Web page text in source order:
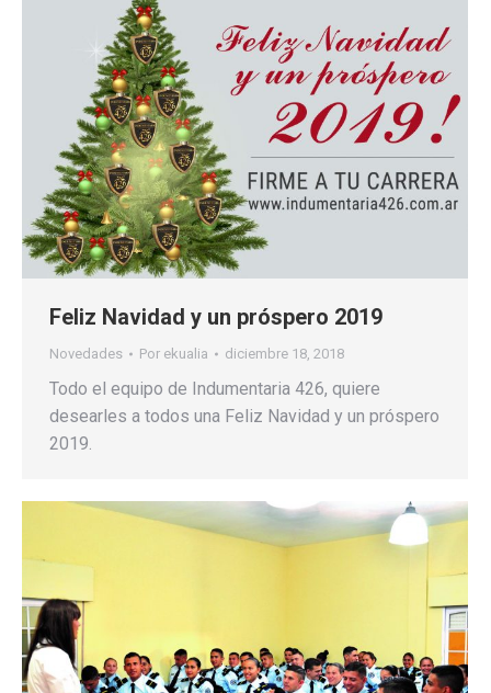
Feliz Navidad y un próspero 2019
Novedades Por ekualia diciembre 18, 2018
Todo el equipo de Indumentaria 426, quiere
desearles a todos una Feliz Navidad y un próspero
2019.